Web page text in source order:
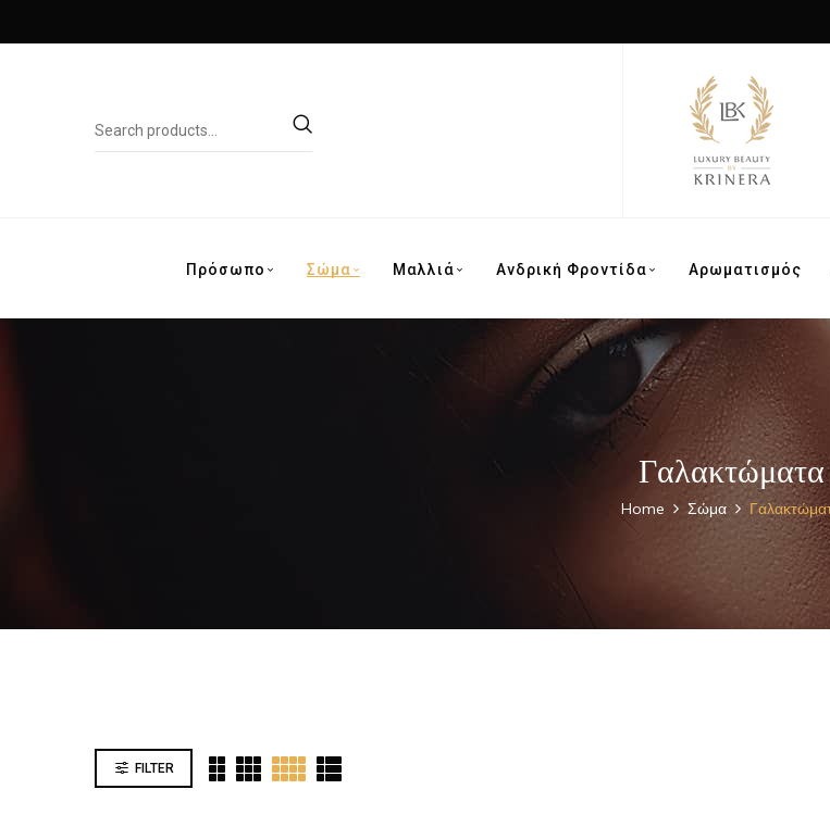
Πρόσωπο Σώμα Μαλλιά Ανδρική Φροντίδα Αρωματισμός
Γαλακτώματα
Home Σώμα
FILTER